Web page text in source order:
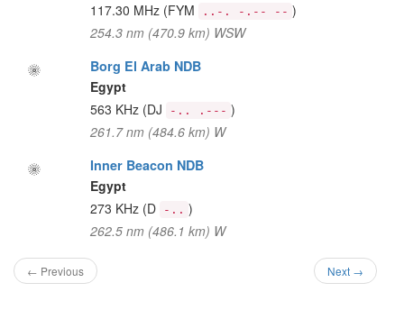
117.30 MHz (FYM ..-. -.-- -- )
254.3 nm (470.9 km) WSW
Borg El Arab NDB
Egypt
563 KHz (DJ -.. .--- )
261.7 nm (484.6 km) W
Inner Beacon NDB
Egypt
273 KHz (D -.. )
262.5 nm (486.1 km) W
← Previous Next →